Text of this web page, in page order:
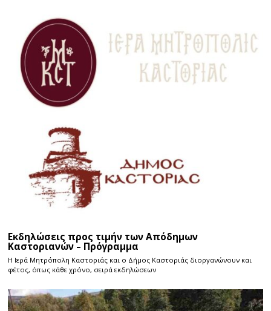
Εκδηλώσεις προς τιμήν των Απόδημων
Καστοριανών – Πρόγραμμα
Η Ιερά Μητρόπολη Καστοριάς και ο Δήμος Καστοριάς διοργανώνουν και
φέτος, όπως κάθε χρόνο, σειρά εκδηλώσεων